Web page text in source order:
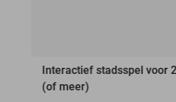
Interactief stadsspel voor
(of meer)